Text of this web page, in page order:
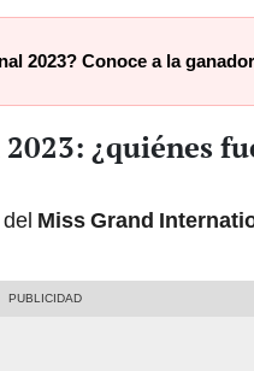
2023? Conoce a la
¿quiénes
Miss Grand